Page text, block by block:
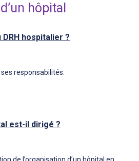
hôpital
hospitalier ?
responsabilités.
est-il dirigé ?